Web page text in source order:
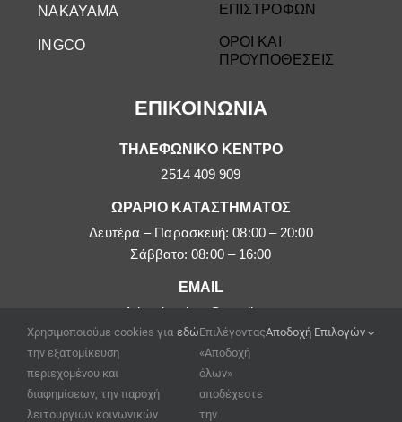
ΕΠΙΚΟΙΝΩΝΙΑ
ΤΗΛΕΦΩΝΙΚΟ ΚΕΝΤΡΟ
2514 409 909
ΩΡΑΡΙΟ ΚΑΤΑΣΤΗΜΑΤΟΣ
Δευτέρα – Παρασκευή: 08:00 – 20:00
Σάββατο: 08:00 – 16:00
EMAIL
afoipouloushop@gmail.com
NAKAYAMA
INGCO
ΕΠΙΣΤΡΟΦΩΝ
ΟΡΟΙ ΚΑΙ
ΠΡΟΥΠΟΘΕΣΕΙΣ
Χρησιμοποιούμε cookies για
την εξατομίκευση
περιεχομένου και
διαφημίσεων, την παροχή
λειτουργιών κοινωνικών
εδώΕπιλέγοντας
«Αποδοχή
όλων»
αποδέχεστε
την
Αποδοχή Επιλογών